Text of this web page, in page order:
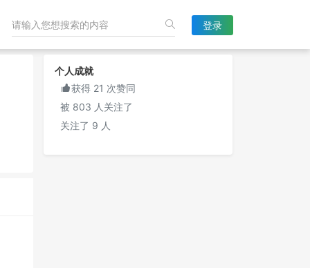
登录
个人成就
获得 21 次赞同
被 803 人关注了
关注了 9 人